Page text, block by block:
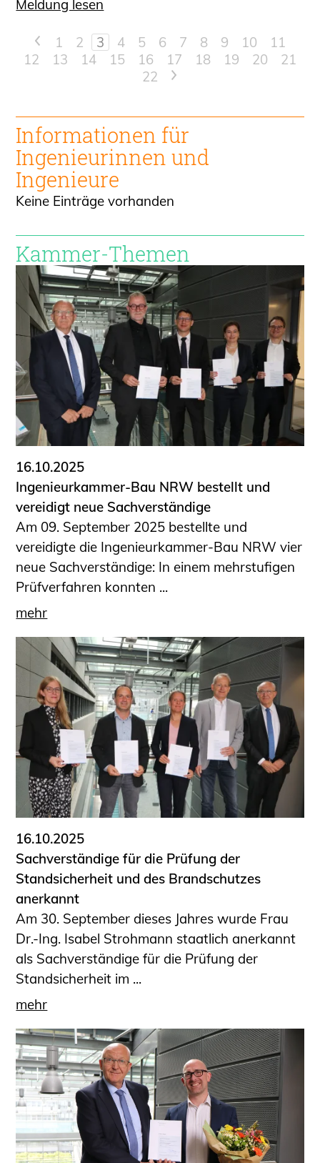
Meldung lesen
< 1 2 3 4 5 6 7 8 9 10
11
12
13 14 15 16 17 18 19 20
21
22
>
Informationen für
Ingenieurinnen und
Ingenieure
Keine Einträge vorhanden
Kammer-Themen
16.10.2025
Ingenieurkammer-Bau NRW bestellt und
vereidigt neue Sachverständige
Am 09. September 2025 bestellte und
vereidigte die Ingenieurkammer-Bau NRW vier
neue Sachverständige: In einem mehrstufigen
Prüfverfahren konnten ...
mehr
16.10.2025
Sachverständige für die Prüfung der
Standsicherheit und des Brandschutzes
anerkannt
Am 30. September dieses Jahres wurde Frau
Dr.-Ing. Isabel Strohmann staatlich anerkannt
als Sachverständige für die Prüfung der
Standsicherheit im ...
mehr